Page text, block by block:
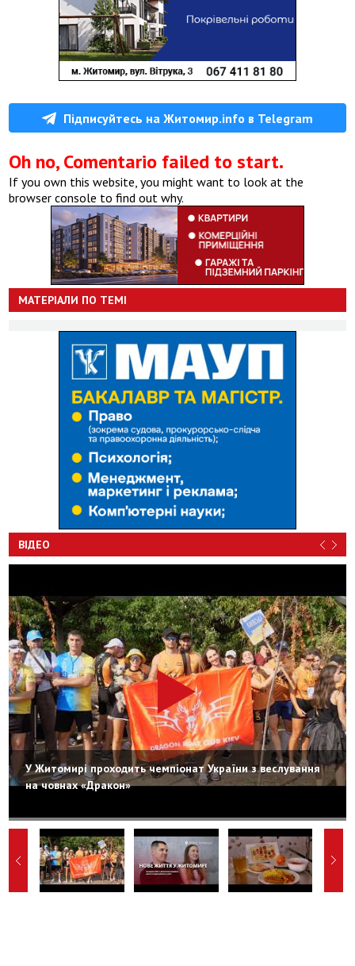
Підписуйтесь на Житомир.info в Telegram
Oh no, Comentario failed to start.
If you own this website, you might want to look at the
browser console to find out why.
МАТЕРІАЛИ ПО ТЕМІ
ВІДЕО
У Житомирі проходить чемпіонат України з веслування
на човнах «Дракон»